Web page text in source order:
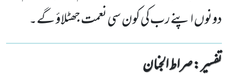
دونوں اپنے رب کی کون سی نعمت جھٹلاؤ گے۔
تفسیر : ‎صراط الجنان